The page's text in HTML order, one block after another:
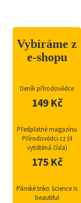
Vybíráme z
e-shopu
Deník přírodovědce
149 Kč
Předplatné magazínu
Přírodovědci.cz (4
vytištěná čísla)
175 Kč
Pánské triko Science is
beautiful